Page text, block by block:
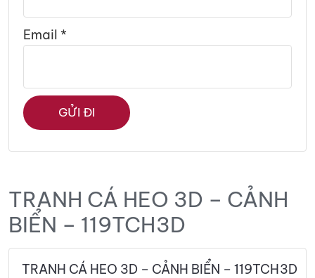
Email *
TRANH CÁ HEO 3D – CẢNH
BIỂN – 119TCH3D
TRANH CÁ HEO 3D – CẢNH BIỂN – 119TCH3D